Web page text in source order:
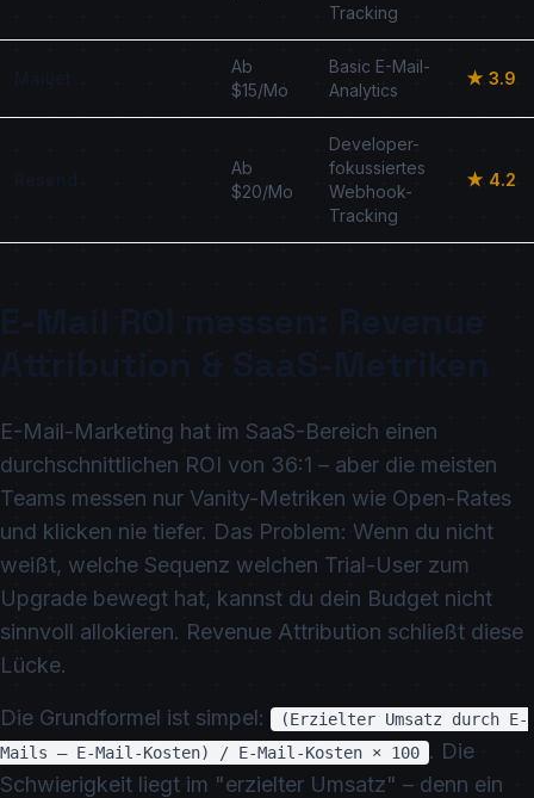
Tracking
Ab
$15/Mo
Basic E-Mail-
Analytics
★ 3.9
Ab
$20/Mo
Developer-
fokussiertes
Webhook-
Tracking
★ 4.2
E-Mail-Marketing hat im SaaS-Bereich einen
durchschnittlichen ROI von 36:1 – aber die meisten
Teams messen nur Vanity-Metriken wie Open-Rates
und klicken nie tiefer. Das Problem: Wenn du nicht
weißt, welche Sequenz welchen Trial-User zum
Upgrade bewegt hat, kannst du dein Budget nicht
sinnvoll allokieren. Revenue Attribution schließt diese
Lücke.
Die Grundformel ist simpel:
(Erzielter Umsatz durch E-
Mails – E-Mail-Kosten) / E-Mail-Kosten × 100 . Die
Schwierigkeit liegt im "erzielter Umsatz" – denn ein